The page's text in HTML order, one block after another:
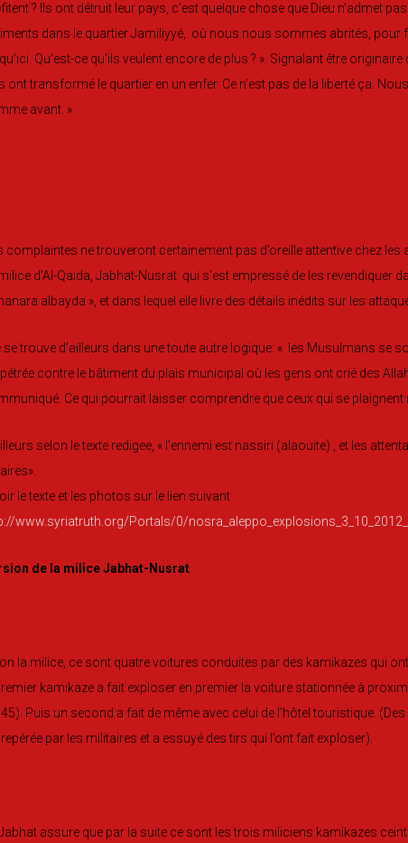
? Ils ont détruit leur pays, c’est quelque chose que Dieu n’admet
dans le quartier Jamiliyyé, où nous nous sommes abrités, pour
Qu’est-ce qu’ils veulent encore de plus ? ». Signalant être
ont transformé le quartier en un enfer. Ce n’est pas de la liberté ça.
avant. »
complaintes ne trouveront certainement pas d’oreille attentive chez les
d’Al-Qaida, Jabhat-Nusrat qui s’est empressé de les revendiquer
albayda », et dans lequel elle livre des détails inédits sur les
se trouve d’ailleurs dans une toute autre logique: « les Musulmans se
contre le bâtiment du plais municipal où les gens ont crié des
Ce qui pourrait laisser comprendre que ceux qui se
selon le texte redigee, « l’ennemi est nassiri (alaouite) , et les
le texte et les photos sur le lien suivant :
www.syriatruth.org/Portals/0/
de la milice Jabhat-Nusrat
la milice, ce sont quatre voitures conduites par des kamikazes qui
kamikaze a fait exploser en premier la voiture stationnée à
Puis un second a fait de même avec celui de l’hôtel touristique.
repérée par les militaires et a essuyé des tirs qui l’ont fait exploser).
Jabhat assure que par la suite ce sont les trois miliciens kamikazes